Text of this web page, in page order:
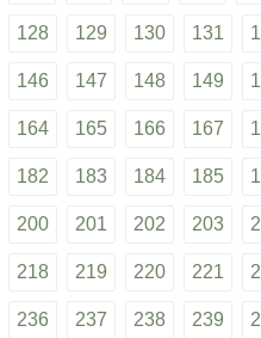
128 129 130 131
146 147 148 149
164 165 166 167
182 183 184 185
200 201 202 203
218 219 220 221
236 237 238 239